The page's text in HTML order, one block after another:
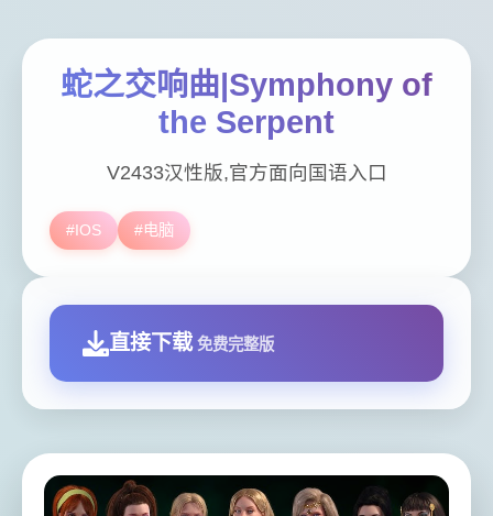
蛇之交响曲|Symphony of
the Serpent
V2433汉性版,官方面向国语入口
#IOS #电脑
直接下载 免费完整版